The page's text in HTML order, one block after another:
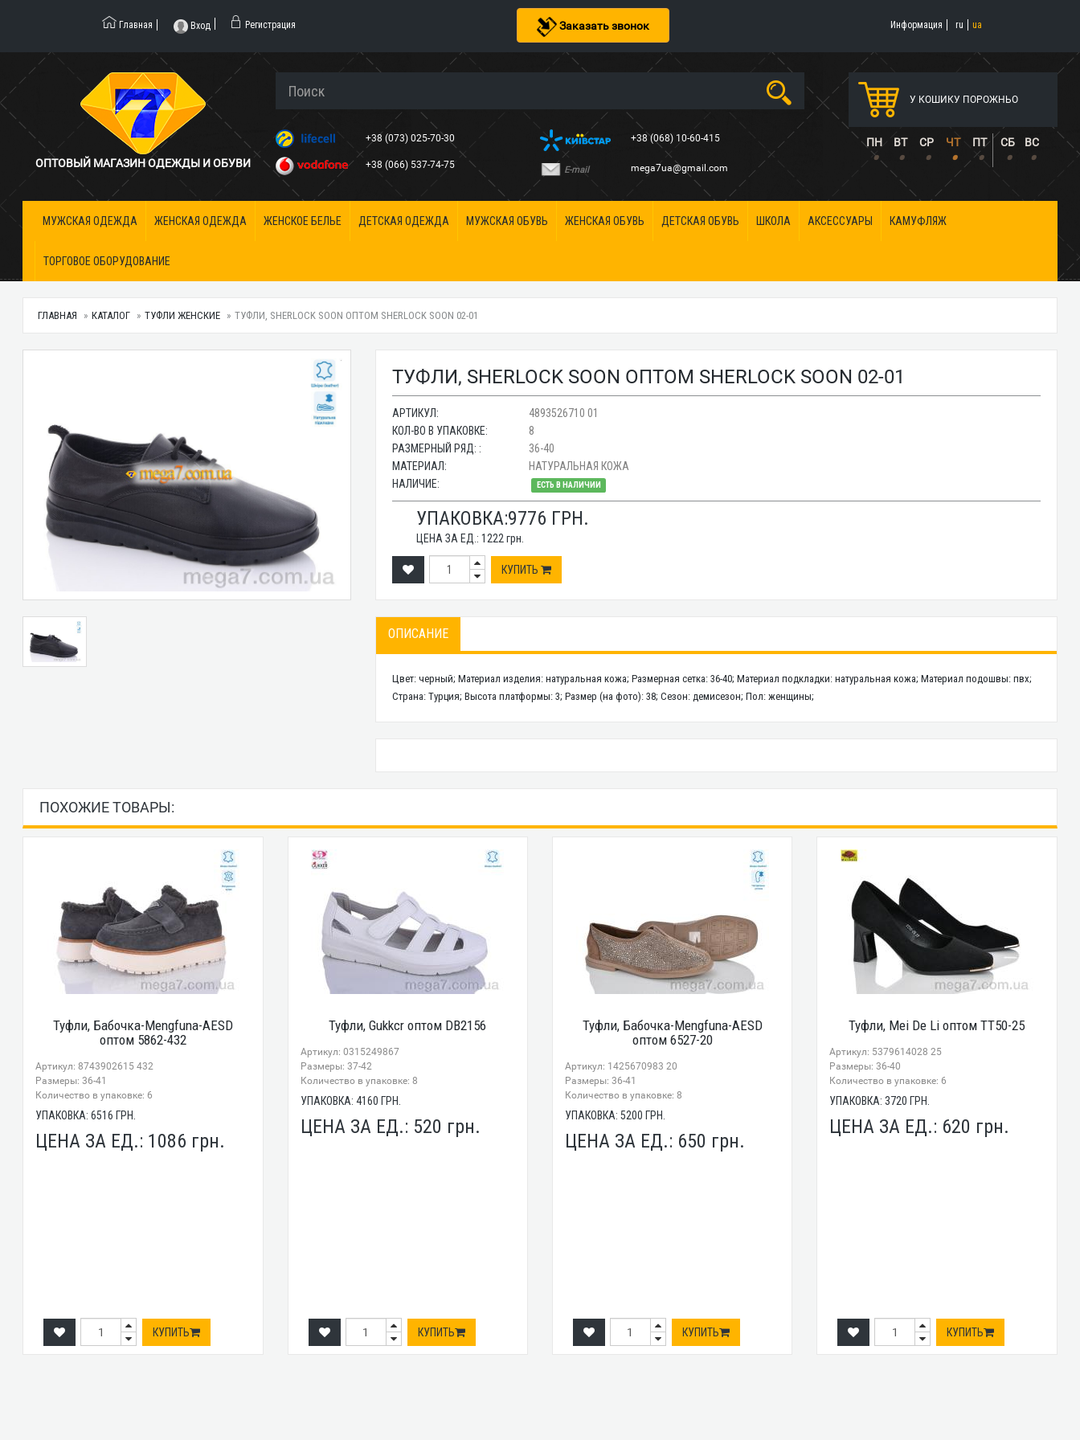
Заказать звонок
Главная Вход Регистрация Информация ru ua
ОПТОВЫЙ МАГАЗИН ОДЕЖДЫ И ОБУВИ
+38 (073) 025-70-30
+38 (066) 537-74-75
+38 (068) 10-60-415
E-mail mega7ua@gmail.com
У КОШИКУ ПОРОЖНЬО
ПН ВТ СР ЧТ ПТ СБ ВС
• • • • • • •
МУЖСКАЯ ОДЕЖДА ЖЕНСКАЯ ОДЕЖДА ЖЕНСКОЕ БЕЛЬЕ ДЕТСКАЯ ОДЕЖДА МУЖСКАЯ ОБУВЬ ЖЕНСКАЯ ОБУВЬ ДЕТСКАЯ ОБУВЬ ШКОЛА АКСЕССУАРЫ КАМУФЛЯЖ
ТОРГОВОЕ ОБОРУДОВАНИЕ
ГЛАВНАЯ КАТАЛОГ ТУФЛИ ЖЕНСКИЕ ТУФЛИ, SHERLOCK SOON ОПТОМ SHERLOCK SOON 02-01
ТУФЛИ, SHERLOCK SOON ОПТОМ SHERLOCK SOON 02-01
АРТИКУЛ:
4893526710 01
КОЛ-ВО В УПАКОВКЕ:
8
РАЗМЕРНЫЙ РЯД: :
36-40
МАТЕРИАЛ:
НАТУРАЛЬНАЯ КОЖА
НАЛИЧИЕ:
ЕСТЬ В НАЛИЧИИ
УПАКОВКА:9776 ГРН.
ЦЕНА ЗА ЕД.:1222 грн.
КУПИТЬ
ОПИСАНИЕ
Цвет: черный; Материал изделия: натуральная кожа; Размерная сетка: 36-40; Материал подкладки: натуральная кожа; Материал подошвы: пвх;
Страна: Турция; Высота платформы: 3; Размер (на фото): 38; Сезон: демисезон; Пол: женщины;
ПОХОЖИЕ ТОВАРЫ:
Туфли, Бабочка-Mengfuna-AESD
оптом 5862-432
Артикул: 8743902615 432
Размеры: 36-41
Количество в упаковке: 6
УПАКОВКА:6516 ГРН.
ЦЕНА ЗА ЕД.: 1086 грн.
КУПИТЬ
Туфли, Gukkcr оптом DB2156
Артикул: 0315249867
Размеры: 37-42
Количество в упаковке: 8
УПАКОВКА: 4160 ГРН.
ЦЕНА ЗА ЕД.: 520 грн.
КУПИТЬ
Туфли, Бабочка-Mengfuna-AESD
оптом 6527-20
Артикул: 1425670983 20
Размеры: 36-41
Количество в упаковке: 8
УПАКОВКА: 5200 ГРН.
ЦЕНА ЗА ЕД.: 650 грн.
КУПИТЬ
Туфли, Mei De Li оптом TT50-25
Артикул: 5379614028 25
Размеры: 36-40
Количество в упаковке: 6
УПАКОВКА:3720 ГРН.
ЦЕНА ЗА ЕД.: 620 грн.
КУПИТЬ